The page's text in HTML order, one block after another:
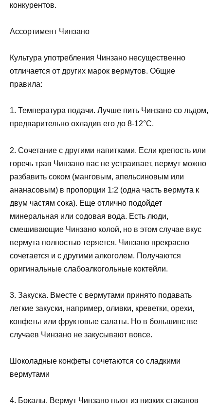
конкурентов.
Ассортимент Чинзано
Культура употребления Чинзано несущественно
отличается от других марок вермутов. Общие
правила:
1. Температура подачи. Лучше пить Чинзано со льдом,
предварительно охладив его до 8-12°С.
2. Сочетание с другими напитками. Если крепость или
горечь трав Чинзано вас не устраивает, вермут можно
разбавить соком (манговым, апельсиновым или
ананасовым) в пропорции 1:2 (одна часть вермута к
двум частям сока). Еще отлично подойдет
минеральная или содовая вода. Есть люди,
смешивающие Чинзано колой, но в этом случае вкус
вермута полностью теряется. Чинзано прекрасно
сочетается и с другими алкоголем. Получаются
оригинальные слабоалкогольные коктейли.
3. Закуска. Вместе с вермутами принято подавать
легкие закуски, например, оливки, креветки, орехи,
конфеты или фруктовые салаты. Но в большинстве
случаев Чинзано не закусывают вовсе.
Шоколадные конфеты сочетаются со сладкими
вермутами
4. Бокалы. Вермут Чинзано пьют из низких стаканов